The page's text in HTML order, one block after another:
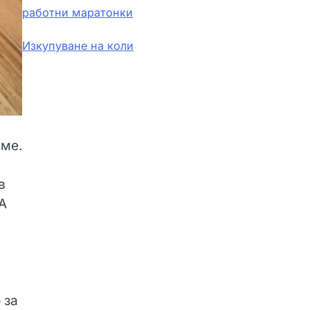
работни маратонки
Изкупуване на коли